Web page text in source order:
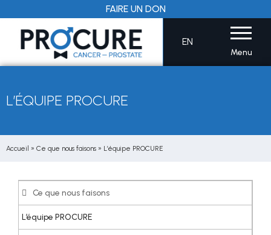
au
contenu
FAIRE UN DON
EN
Menu
L’ÉQUIPE PROCURE
Accueil » Ce que nous faisons » L’équipe PROCURE
Ce que nous faisons
L’équipe PROCURE